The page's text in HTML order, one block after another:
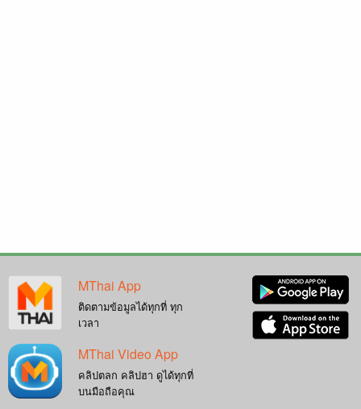
MThai App
ติดตามข้อมูลได้ทุกที่ ทุก
เวลา
MThai Video App
คลิปตลก คลิปฮา ดูได้ทุกที่
บนมือถือคุณ